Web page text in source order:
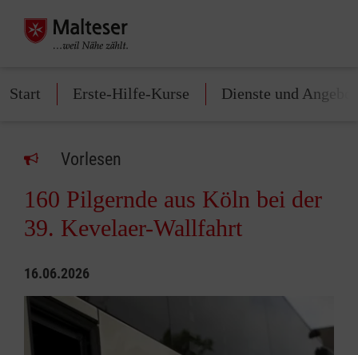
Start Erste-Hilfe-Kurse Dienste und
Vorlesen
160 Pilgernde aus Köln bei der
39. Kevelaer-Wallfahrt
16.06.2026